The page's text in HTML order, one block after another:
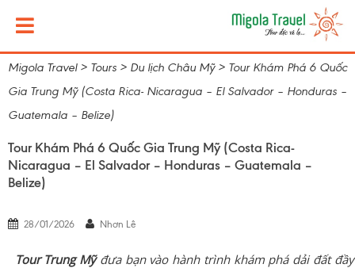
Migola Travel> Tours > Du lịch Châu Mỹ> Tour Khám Phá 6 Quốc
Gia Trung Mỹ (Costa Rica- Nicaragua – El Salvador – Honduras –
Guatemala – Belize)
Tour Khám Phá 6 Quốc Gia Trung Mỹ (Costa Rica-
Nicaragua – El Salvador – Honduras – Guatemala –
Belize)
28/01/2026 Nhơn Lê
Tour Trung Mỹđưa bạn vào hành trình khám phá dải đất đầy